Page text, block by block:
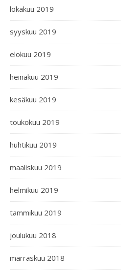
lokakuu 2019
syyskuu 2019
elokuu 2019
heinäkuu 2019
kesäkuu 2019
toukokuu 2019
huhtikuu 2019
maaliskuu 2019
helmikuu 2019
tammikuu 2019
joulukuu 2018
marraskuu 2018